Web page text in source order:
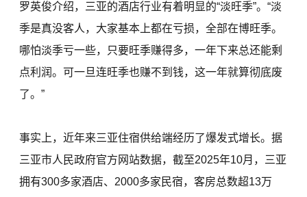
罗英俊介绍，三亚的酒店行业有着明显的“淡旺季”。“淡
季是真没客人，大家基本上都在亏损，全部在博旺季。
哪怕淡季亏一些，只要旺季赚得多，一年下来总还能剩
点利润。可一旦连旺季也赚不到钱，这一年就算彻底废
了。”
事实上，近年来三亚住宿供给端经历了爆发式增长。据
三亚市人民政府官方网站数据，截至2025年10月，三亚
拥有300多家酒店、2000多家民宿，客房总数超13万